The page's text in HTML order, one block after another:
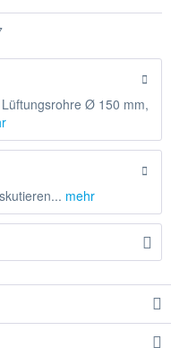
Ø 150 mm,
mehr